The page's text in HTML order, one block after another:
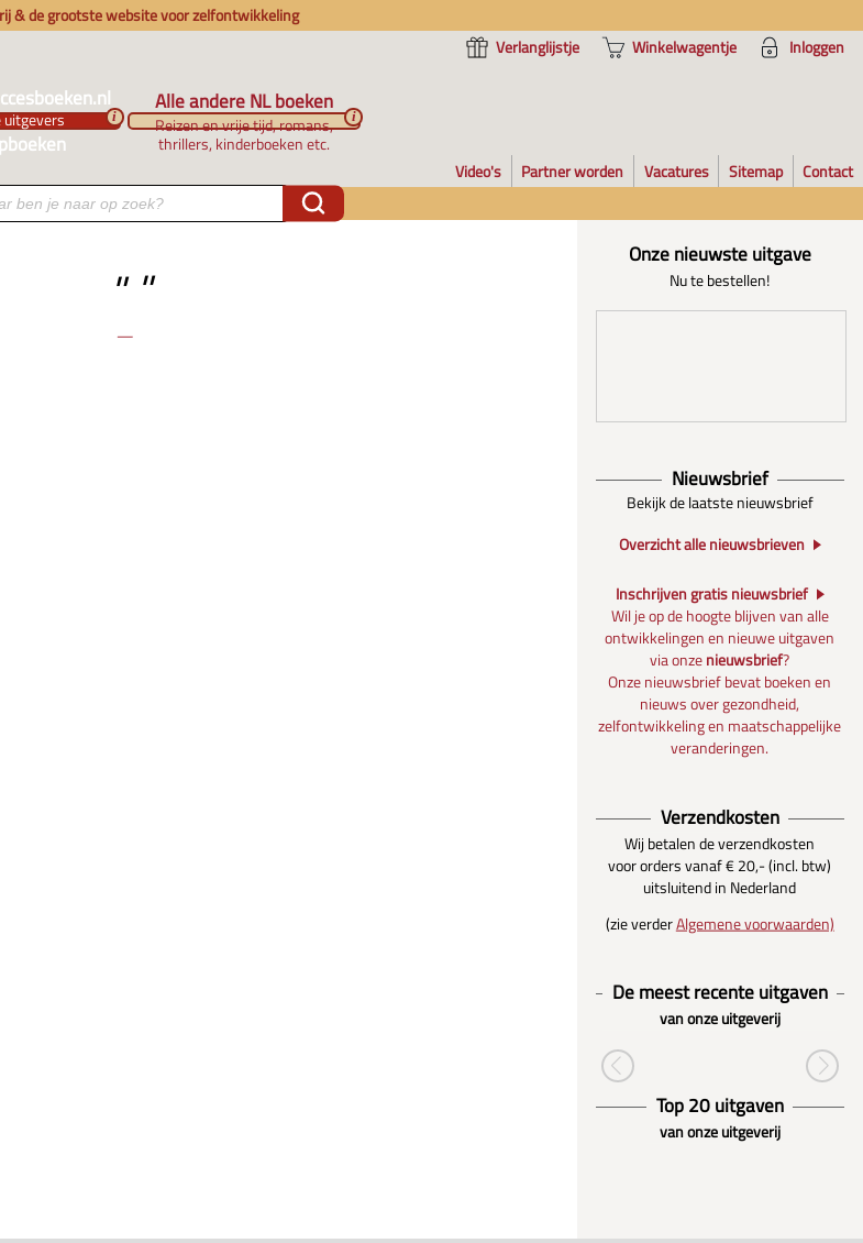
& de grootste website voor zelfontwikkeling
Verlanglijstje
Winkelwagentje Inloggen
uitgevers i
Alle andere NL boeken
Reizen en vrije tijd, romans,
thrillers, kinderboeken etc.
i
Video's Partner worden Vacatures Sitemap Contact
Onze nieuwste uitgave
Nu te bestellen!
Nieuwsbrief
Bekijk de laatste nieuwsbrief
Overzicht alle nieuwsbrieven
Inschrijven gratis nieuwsbrief
Wil je op de hoogte blijven van alle
ontwikkelingen en nieuwe uitgaven
via onzenieuwsbrief?
Onze nieuwsbrief bevat boeken en
nieuws over gezondheid,
zelfontwikkeling en maatschappelijke
veranderingen.
Verzendkosten
Wij betalen de verzendkosten
voor orders vanaf € 20,- (incl. btw)
uitsluitend in Nederland
(zie verderAlgemene voorwaarden)
De meest recente uitgaven
van onze uitgeverij
Top 20 uitgaven
van onze uitgeverij